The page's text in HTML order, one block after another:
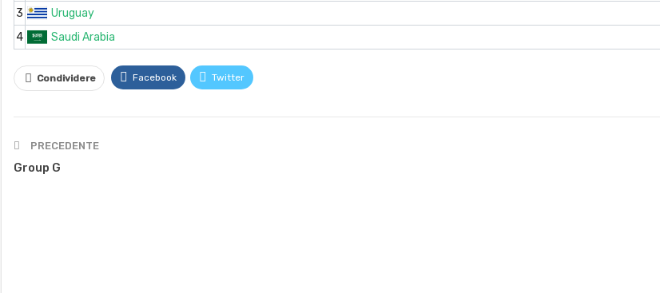
3
Uruguay
4
Saudi Arabia
Condividere Facebook Twitter
PRECEDENTE
Group G